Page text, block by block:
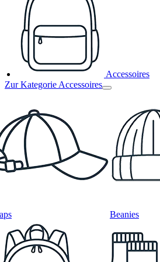
Accessoires
Zur Kategorie Accessoires
Beanies